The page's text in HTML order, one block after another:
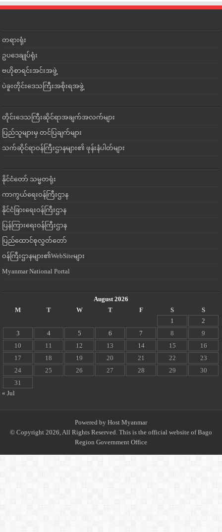
တရားရုံး
ဥပဒေချုပ်ရုံး
ဗဟိုစာရင်းအင်းအဖွဲ့
ပဲခူးတိုင်းဒေသကြီးအစိုးရအဖွဲ့
တိုင်းဒေသကြီးဆိုင်ရာအချက်အလက်များ
ပြည်သူများမှ တင်ပြချက်များ
သက်ဆိုင်ရာဝန်ကြီးဌာနများ၏ ဖုန်းနံပါတ်များ
နိုင်ငံတော် သမ္မတရုံး
ကာကွယ်ရေးဝန်ကြီးဌာန
နိုင်ငံခြားရေးဝန်ကြီးဌာန
ပြန်ကြားရေးဝန်ကြီးဌာန
ပြည်ထောင်စုလွှတ်တော်
ဝန်ကြီးဌာနများ၏WebSiteများ
Myanmar National Portal
August 2026
M
T W T F S
S
1
2
3
4 5 6 7 8
9
10
11 12 13 14 15
16
17
18 19 20 21 22
23
24
25 26 27 28 29
30
31
« Jul
Powered by Host Myanmar
© Copyright 2026, All Rights Reserved. This is the official website of Bago
Region Government Office